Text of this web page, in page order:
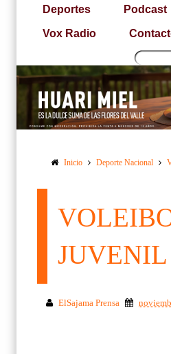
Deportes Podcast
Vox Radio
Inicio Deporte Nacional
JUVENIL
ElSajama Prensa